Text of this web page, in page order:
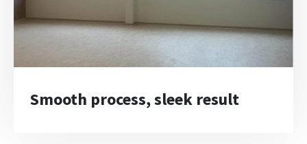
Smooth process, sleek result